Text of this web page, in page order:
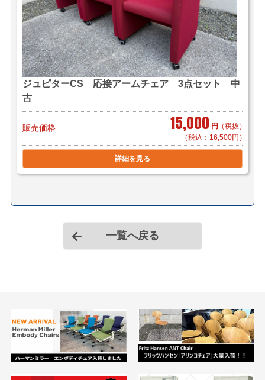
ジュピターCS 応接アームチェア 3点セット 中
古
販売価格 15,000 円 （税抜）
（税込：16,500円）
詳細を見る
一覧へ戻る